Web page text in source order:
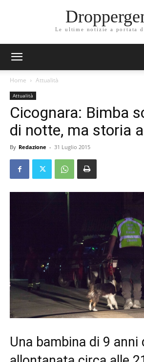
Le ultime notizie a portata
Home Attualità
Attualità
Cicognara: Bimba
di notte, ma storia
By Redazione - 31 Luglio 2015
Una bambina di 9 anni